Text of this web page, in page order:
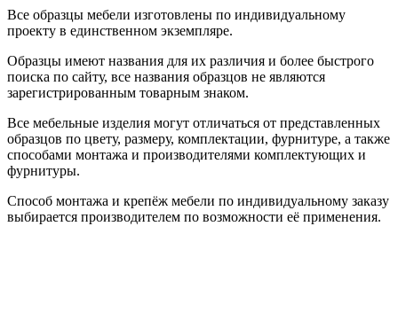
Все образцы мебели изготовлены по индивидуальному
проекту в единственном экземпляре.
Образцы имеют названия для их различия и более быстрого
поиска по сайту, все названия образцов не являются
зарегистрированным товарным знаком.
Все мебельные изделия могут отличаться от представленных
образцов по цвету, размеру, комплектации, фурнитуре, а также
способами монтажа и производителями комплектующих и
фурнитуры.
Способ монтажа и крепёж мебели по индивидуальному заказу
выбирается производителем по возможности её применения.